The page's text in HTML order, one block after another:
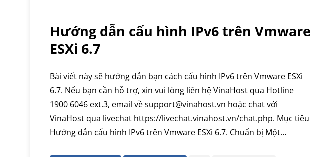
Hướng dẫn cấu hình IPv6 trên Vmware
ESXi 6.7
Bài viết này sẽ hướng dẫn bạn cách cấu hình IPv6 trên Vmware ESXi
6.7. Nếu bạn cần hỗ trợ, xin vui lòng liên hệ VinaHost qua Hotline
1900 6046 ext.3, email về support@vinahost.vn hoặc chat với
VinaHost qua livechat https://livechat.vinahost.vn/chat.php. Mục tiêu
Hướng dẫn cấu hình IPv6 trên Vmware ESXi 6.7. Chuẩn bị Một…